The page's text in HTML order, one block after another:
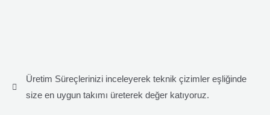
Üretim Süreçlerinizi inceleyerek teknik çizimler eşliğinde
size en uygun takımı üreterek değer katıyoruz.